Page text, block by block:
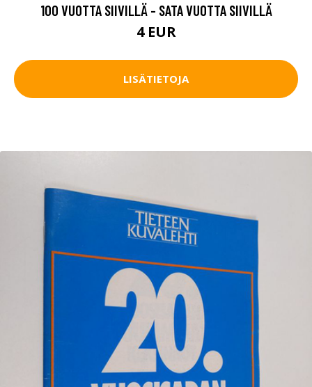
100 VUOTTA SIIVILLÄ - SATA VUOTTA SIIVILLÄ
4 EUR
LISÄTIETOJA